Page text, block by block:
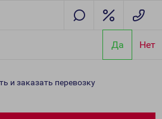
Да Нет
и заказать перевозку